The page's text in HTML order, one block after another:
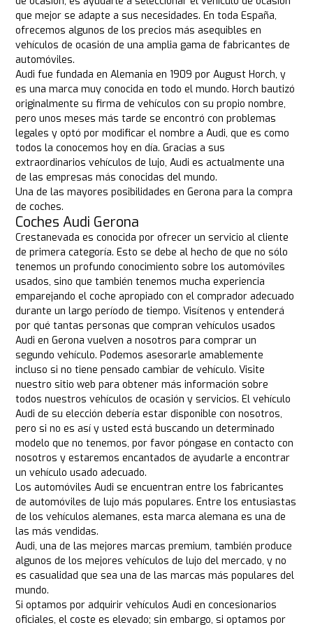
que mejor se adapte a sus necesidades. En toda España,
ofrecemos algunos de los precios más asequibles en
vehículos de ocasión de una amplia gama de fabricantes de
automóviles.
Audi fue fundada en Alemania en 1909 por August Horch, y
es una marca muy conocida en todo el mundo. Horch bautizó
originalmente su firma de vehículos con su propio nombre,
pero unos meses más tarde se encontró con problemas
legales y optó por modificar el nombre a Audi, que es como
todos la conocemos hoy en día. Gracias a sus
extraordinarios vehículos de lujo, Audi es actualmente una
de las empresas más conocidas del mundo.
Una de las mayores posibilidades en Gerona para la compra
de coches.
Coches Audi Gerona
Crestanevada es conocida por ofrecer un servicio al cliente
de primera categoría. Esto se debe al hecho de que no sólo
tenemos un profundo conocimiento sobre los automóviles
usados, sino que también tenemos mucha experiencia
emparejando el coche apropiado con el comprador adecuado
durante un largo período de tiempo. Visítenos y entenderá
por qué tantas personas que compran vehículos usados
Audi en Gerona vuelven a nosotros para comprar un
segundo vehículo. Podemos asesorarle amablemente
incluso si no tiene pensado cambiar de vehículo. Visite
nuestro sitio web para obtener más información sobre
todos nuestros vehículos de ocasión y servicios. El vehículo
Audi de su elección debería estar disponible con nosotros,
pero si no es así y usted está buscando un determinado
modelo que no tenemos, por favor póngase en contacto con
nosotros y estaremos encantados de ayudarle a encontrar
un vehículo usado adecuado.
Los automóviles Audi se encuentran entre los fabricantes
de automóviles de lujo más populares. Entre los entusiastas
de los vehículos alemanes, esta marca alemana es una de
las más vendidas.
Audi, una de las mejores marcas premium, también produce
algunos de los mejores vehículos de lujo del mercado, y no
es casualidad que sea una de las marcas más populares del
mundo.
Si optamos por adquirir vehículos Audi en concesionarios
oficiales, el coste es elevado; sin embargo, si optamos por